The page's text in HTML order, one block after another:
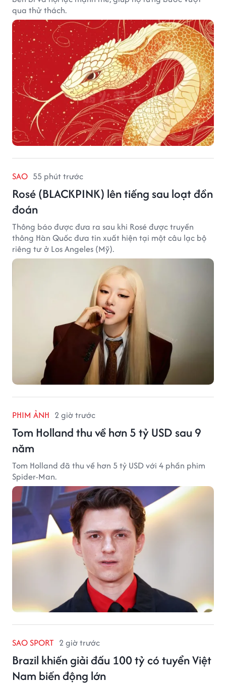
qua thử thách.
SAO 55 phút trước
Rosé (BLACKPINK) lên tiếng sau loạt đồn
đoán
Thông báo được đưa ra sau khi Rosé được truyền
thông Hàn Quốc đưa tin xuất hiện tại một câu lạc bộ
riêng tư ở Los Angeles (Mỹ).
PHIM ẢNH 2 giờ trước
Tom Holland thu về hơn 5 tỷ USD sau 9
năm
Tom Holland đã thu về hơn 5 tỷ USD với 4 phần phim
Spider-Man.
SAO SPORT 2 giờ trước
Brazil khiến giải đấu 100 tỷ có tuyển Việt
Nam biến động lớn